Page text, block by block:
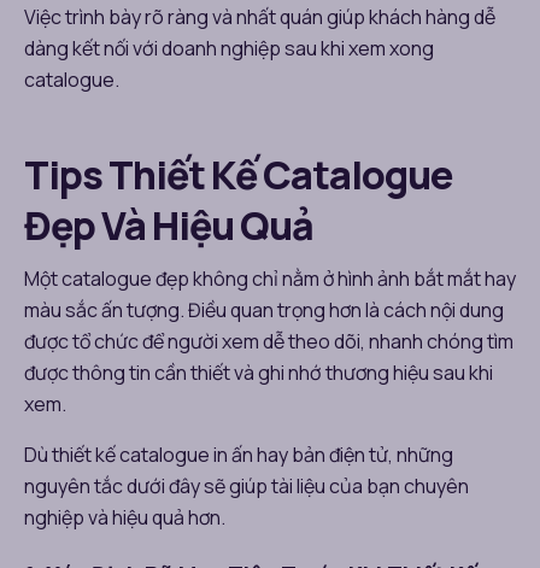
Việc trình bày rõ ràng và nhất quán giúp khách hàng dễ
dàng kết nối với doanh nghiệp sau khi xem xong
catalogue.
Tips Thiết Kế Catalogue
Đẹp Và Hiệu Quả
Một catalogue đẹp không chỉ nằm ở hình ảnh bắt mắt hay
màu sắc ấn tượng. Điều quan trọng hơn là cách nội dung
được tổ chức để người xem dễ theo dõi, nhanh chóng tìm
được thông tin cần thiết và ghi nhớ thương hiệu sau khi
xem.
Dù thiết kế catalogue in ấn hay bản điện tử, những
nguyên tắc dưới đây sẽ giúp tài liệu của bạn chuyên
nghiệp và hiệu quả hơn.